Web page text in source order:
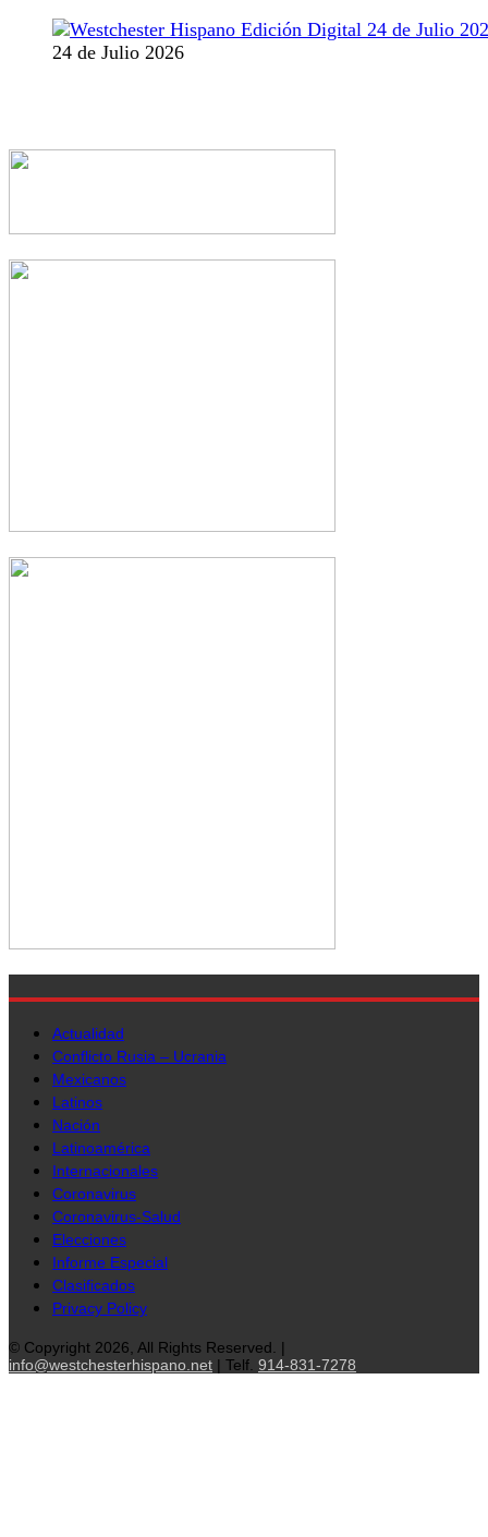
24 de Julio 2026
Actualidad
Conflicto Rusia – Ucrania
Mexicanos
Latinos
Nación
Latinoamérica
Internacionales
Coronavirus
Coronavirus-Salud
Elecciones
Informe Especial
Clasificados
Privacy Policy
© Copyright 2026, All Rights Reserved. |
info@westchesterhispano.net | Telf. 914-831-7278